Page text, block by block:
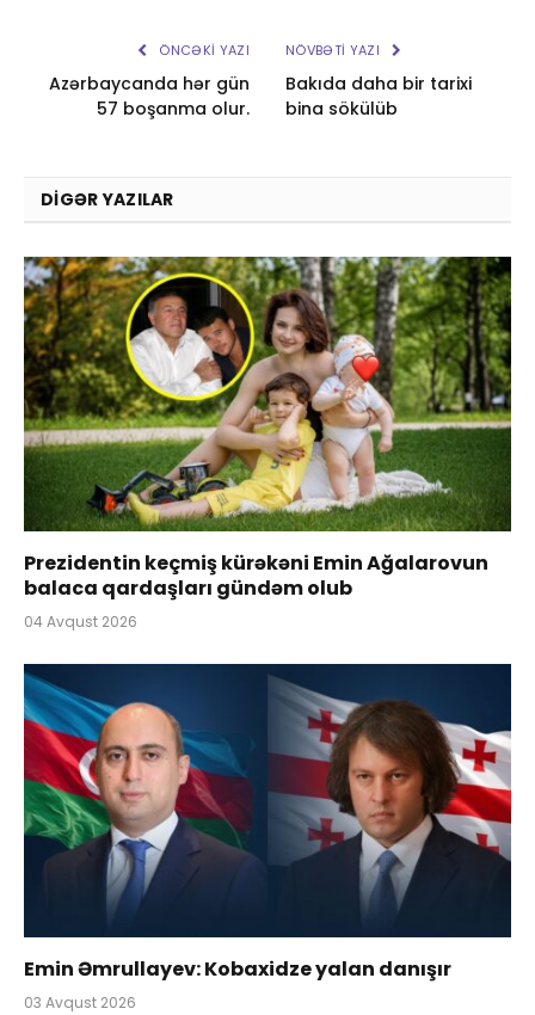
ÖNCƏKI YAZI
Azərbaycanda hər gün
57 boşanma olur.
NÖVBƏTI YAZI
Bakıda daha bir tarixi
bina sökülüb
DIGƏR YAZILAR
Prezidentin keçmiş kürəkəni Emin Ağalarovun
balaca qardaşları gündəm olub
04 Avqust 2026
Emin Əmrullayev: Kobaxidze yalan danışır
03 Avqust 2026